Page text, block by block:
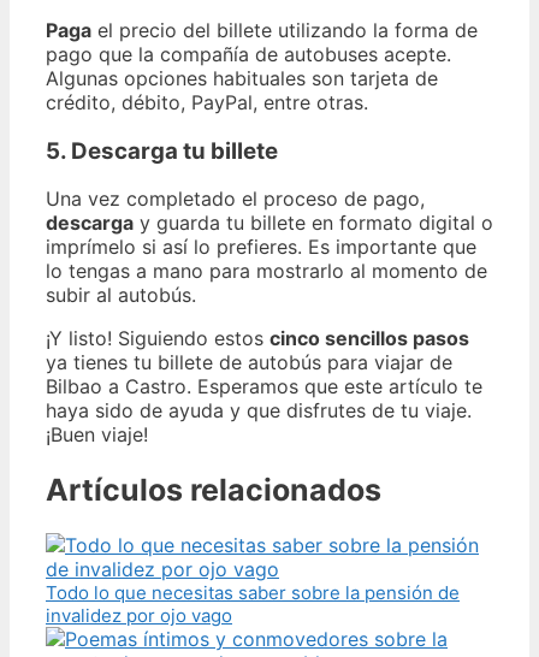
Paga el precio del billete utilizando la forma de
pago que la compañía de autobuses acepte.
Algunas opciones habituales son tarjeta de
crédito, débito, PayPal, entre otras.
5. Descarga tu billete
Una vez completado el proceso de pago,
descarga y guarda tu billete en formato digital o
imprímelo si así lo prefieres. Es importante que
lo tengas a mano para mostrarlo al momento de
subir al autobús.
¡Y listo! Siguiendo estos cinco sencillos pasos
ya tienes tu billete de autobús para viajar de
Bilbao a Castro. Esperamos que este artículo te
haya sido de ayuda y que disfrutes de tu viaje.
¡Buen viaje!
Artículos relacionados
Todo lo que necesitas saber sobre la pensión de
invalidez por ojo vago